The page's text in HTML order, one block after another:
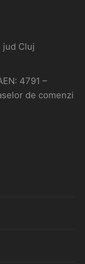
jud Cluj
4791 –
de comenzi